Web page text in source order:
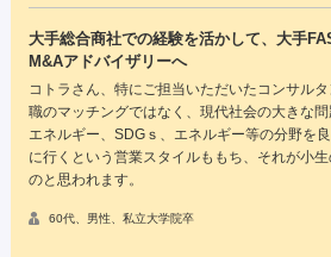
大手総合商社での経験を活かして、大手
M&Aアドバイザリーへ
コトラさん、特にご担当いただいたコンサル
職のマッチングではなく、現代社会の大きな
エネルギー、SDGｓ、エネルギー等の分野を
に行くという営業スタイルももち、それが小
のと思われます。
60代、男性、私立大学院卒